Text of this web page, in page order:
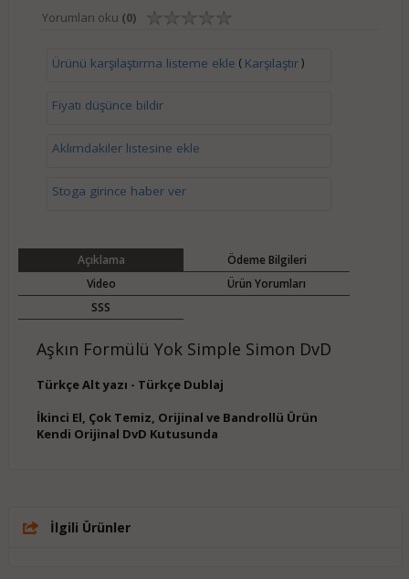
Yorumları oku (0)
Ürünü karşılaştırma listeme ekle ( Karşılaştır)
Fiyatı düşünce bildir
Aklımdakiler listesine ekle
Stoga girince haber ver
Açıklama
Ödeme Bilgileri
Video
Ürün Yorumları
SSS
Aşkın Formülü Yok Simple Simon DvD
Türkçe Alt yazı - Türkçe Dublaj
İkinci El, Çok Temiz, Orijinal ve Bandrollü Ürün
Kendi Orijinal DvD Kutusunda
İlgili Ürünler